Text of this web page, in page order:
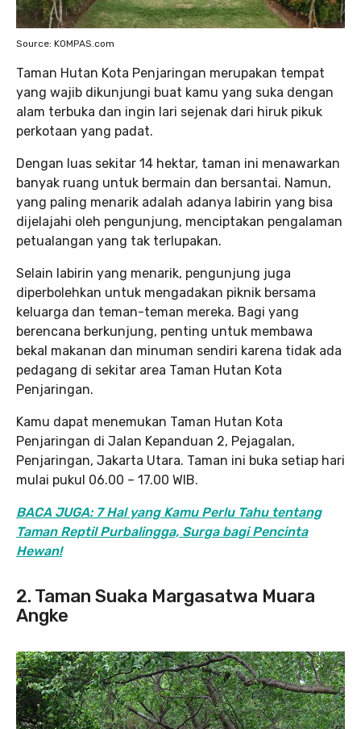
Source: KOMPAS.com
Taman Hutan Kota Penjaringan merupakan tempat
yang wajib dikunjungi buat kamu yang suka dengan
alam terbuka dan ingin lari sejenak dari hiruk pikuk
perkotaan yang padat.
Dengan luas sekitar 14 hektar, taman ini menawarkan
banyak ruang untuk bermain dan bersantai. Namun,
yang paling menarik adalah adanya labirin yang bisa
dijelajahi oleh pengunjung, menciptakan pengalaman
petualangan yang tak terlupakan.
Selain labirin yang menarik, pengunjung juga
diperbolehkan untuk mengadakan piknik bersama
keluarga dan teman-teman mereka. Bagi yang
berencana berkunjung, penting untuk membawa
bekal makanan dan minuman sendiri karena tidak ada
pedagang di sekitar area Taman Hutan Kota
Penjaringan.
Kamu dapat menemukan Taman Hutan Kota
Penjaringan di Jalan Kepanduan 2, Pejagalan,
Penjaringan, Jakarta Utara. Taman ini buka setiap hari
mulai pukul 06.00 – 17.00 WIB.
BACA JUGA: 7 Hal yang Kamu Perlu Tahu tentang
Taman Reptil Purbalingga, Surga bagi Pencinta
Hewan!
2. Taman Suaka Margasatwa Muara
Angke